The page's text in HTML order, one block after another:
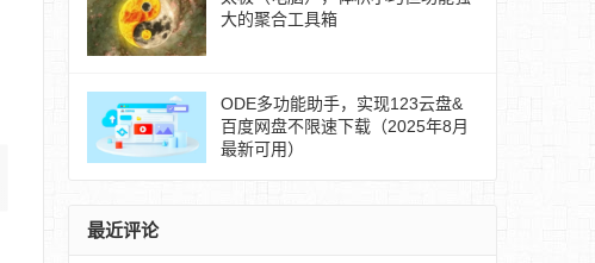
大的聚合工具箱
ODE多功能助手，实现123云盘&
百度网盘不限速下载（2025年8月
最新可用）
最近评论